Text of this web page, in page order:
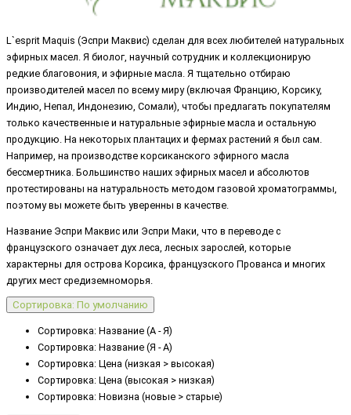
L`esprit Maquis (Эспри Маквис) сделан для всех любителей натуральных
эфирных масел. Я биолог, научный сотрудник и коллекционирую
редкие благовония, и эфирные масла. Я тщательно отбираю
производителей масел по всему миру (включая Францию, Корсику,
Индию, Непал, Индонезию, Сомали), чтобы предлагать покупателям
только качественные и натуральные эфирные масла и остальную
продукцию. На некоторых плантацих и фермах растений я был сам.
Например, на производстве корсиканского эфирного масла
бессмертника. Большинство наших эфирных масел и абсолютов
протестированы на натуральность методом газовой хроматограммы,
поэтому вы можете быть уверенны в качестве.
Название Эспри Маквис или Эспри Маки, что в переводе с
французского означает дух леса, лесных зарослей, которые
характерны для острова Корсика, французского Прованса и многих
других мест средиземноморья.
Сортировка: По умолчанию
Сортировка: Название (А - Я)
Сортировка: Название (Я - А)
Сортировка: Цена (низкая > высокая)
Сортировка: Цена (высокая > низкая)
Сортировка: Новизна (новые > старые)